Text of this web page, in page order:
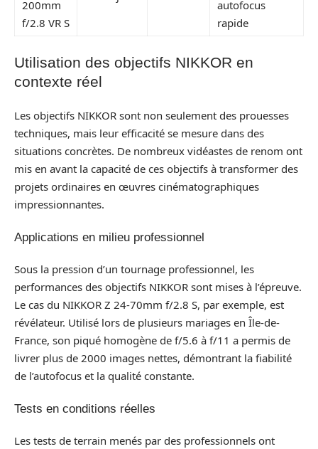
200mm
f/2.8 VR S
autofocus
rapide
Utilisation des objectifs NIKKOR en
contexte réel
Les objectifs NIKKOR sont non seulement des prouesses
techniques, mais leur efficacité se mesure dans des
situations concrètes. De nombreux vidéastes de renom ont
mis en avant la capacité de ces objectifs à transformer des
projets ordinaires en œuvres cinématographiques
impressionnantes.
Applications en milieu professionnel
Sous la pression d’un tournage professionnel, les
performances des objectifs NIKKOR sont mises à l’épreuve.
Le cas du NIKKOR Z 24-70mm f/2.8 S, par exemple, est
révélateur. Utilisé lors de plusieurs mariages en Île-de-
France, son piqué homogène de f/5.6 à f/11 a permis de
livrer plus de 2000 images nettes, démontrant la fiabilité
de l’autofocus et la qualité constante.
Tests en conditions réelles
Les tests de terrain menés par des professionnels ont